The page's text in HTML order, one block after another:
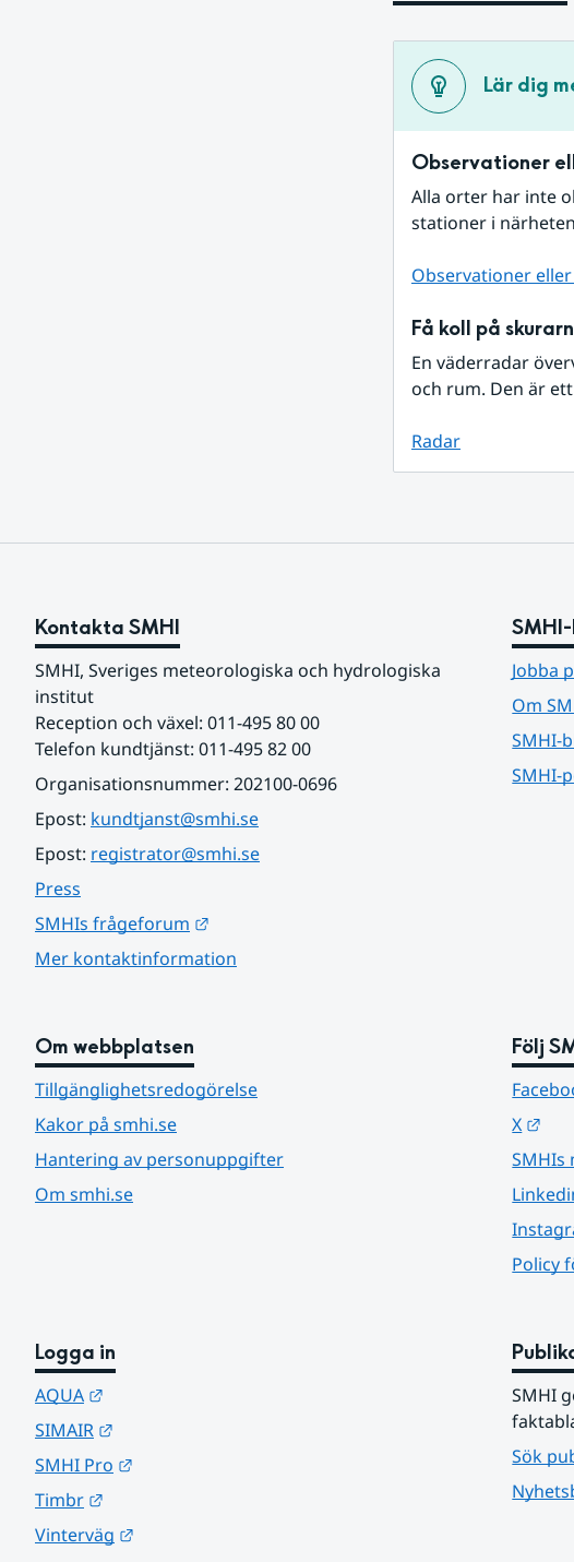
Lär dig
Observationer
Alla orter har inte
stationer i
Observationer
Få koll på
En väderradar
och rum. Den är
Radar
Kontakta SMHI
SMHI, Sveriges meteorologiska och hydrologiska
institut
Reception och växel: 011-495 80 00
Telefon kundtjänst: 011-495 82 00
Organisationsnummer: 202100-0696
Epost: kundtjanst@smhi.se
Epost: registrator@smhi.se
Press
SMHIs frågeforum
Mer kontaktinformation
Jobba
Om
SMHI-
SMHI-
Om webbplatsen
Tillgänglighetsredogörelse
Kakor på smhi.se
Hantering av personuppgifter
Om smhi.se
Följ
X
SMHIs
Policy
Logga in
AQUA
SIMAIR
SMHI Pro
Timbr
Vinterväg
SMHI
Sök